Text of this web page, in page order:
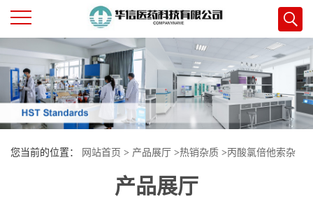
公
司
首
页
您当前的位置： 网站首页 > 产品展厅 >热销杂质 >丙酸氯倍他索杂
产品展厅